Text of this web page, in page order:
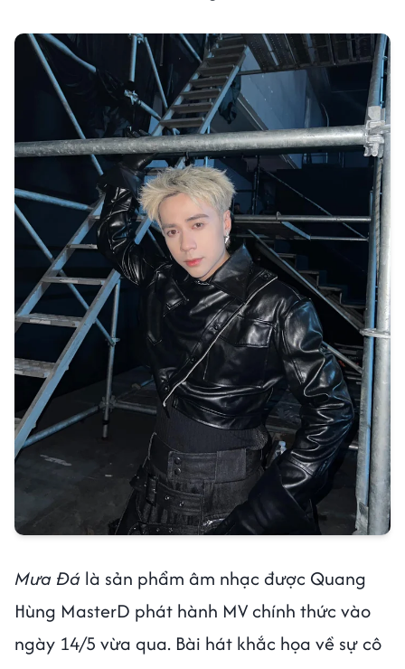
Mưa Đá là sản phẩm âm nhạc được Quang
Hùng MasterD phát hành MV chính thức vào
ngày 14/5 vừa qua. Bài hát khắc họa về sự cô